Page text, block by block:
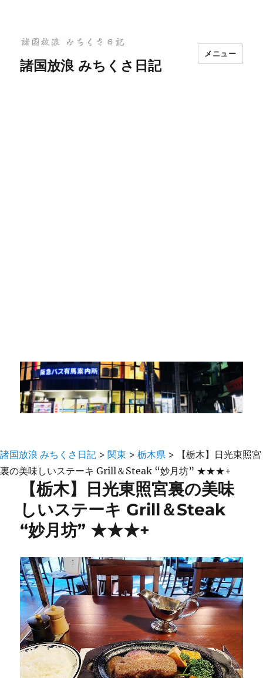
諸国放浪 みちくさ日記
メニュー
諸国放浪 みちくさ日記 > 関東 > 栃木県 >
【栃木】日光東照宮
裏の美味しいステーキ Grill＆Steak “妙月坊” ★★★+
【栃木】日光東照宮裏の美味
しいステーキ Grill＆Steak
“妙月坊” ★★★+